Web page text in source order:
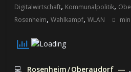
Digitalwirtschaft, Kommunalpolitik,
Rosenheim,Wahlkampf,WLAN
💻 Rosenheim / Oberaudorf —